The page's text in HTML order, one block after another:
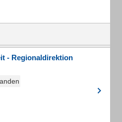
- Regionaldirektion